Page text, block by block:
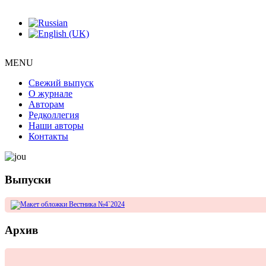
MENU
Свежий выпуск
О журнале
Авторам
Редколлегия
Наши авторы
Контакты
Выпуски
Архив